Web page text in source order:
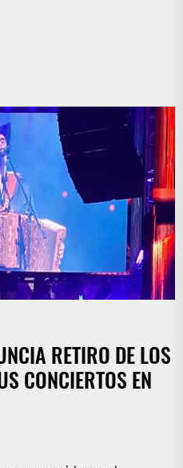
RETIRO DE LOS
CONCIERTOS EN